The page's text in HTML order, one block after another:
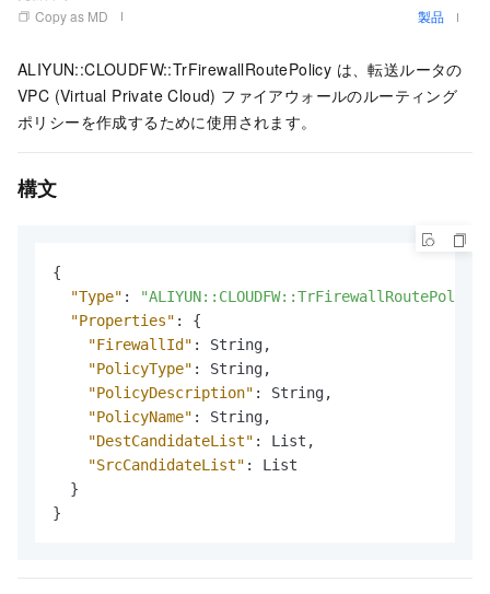
Copy as MD
製品
ALIYUN::CLOUDFW::TrFirewallRoutePolicy は、転送ルータの
VPC (Virtual Private Cloud) ファイアウォールのルーティング
ポリシーを作成するために使用されます。
構文
{
"Type" :
"ALIYUN::CLOUDFW::TrFirewallRoutePolicy"
"Properties" :
{
"FirewallId" : String,
"PolicyType" : String,
"PolicyDescription" : String,
"PolicyName" : String,
"DestCandidateList" : List ,
"SrcCandidateList" :
List
}
}